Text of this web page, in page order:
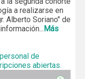
a realizarse en
Alberto Soriano" de
Más
de
abiertas.